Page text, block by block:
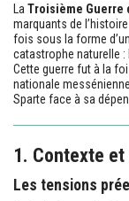
La Troisième Guerre
marquants de
fois sous la forme
catastrophe naturelle :
Cette guerre fut à la
nationale
Sparte face à sa
1. Contexte et
Les tensions